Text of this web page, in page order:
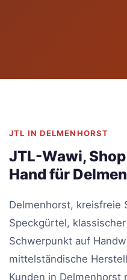
JTL IN DELMENHORST
JTL-Wawi,
Hand für
Delmenhorst, kreisfreie
Speckgürtel,
Schwerpunkt auf
mittelständische
Kunden in Delmenhorst